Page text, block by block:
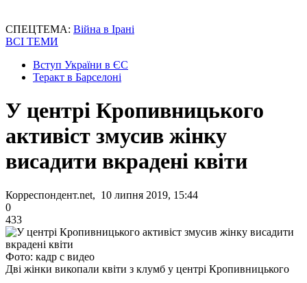
СПЕЦТЕМА: Війна в Ірані
ВСІ ТЕМИ
Вступ України в ЄС
Теракт в Барселоні
У центрі Кропивницького
активіст змусив жінку
висадити вкрадені квіти
Корреспондент.net, 10 липня 2019, 15:44
0
433
Фото: кадр с видео
Дві жінки викопали квіти з клумб у центрі Кропивницького